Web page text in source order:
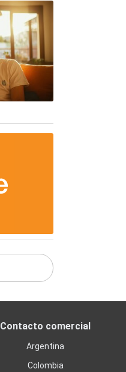
Contacto comercial
Argentina
Colombia